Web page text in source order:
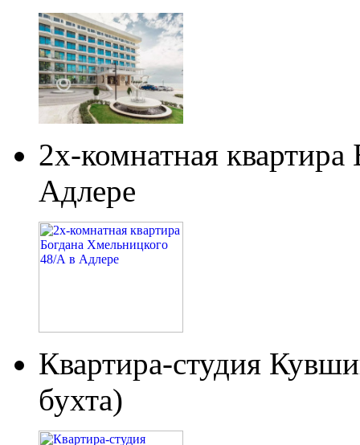
2х-комнатная
Адлере
Квартира-студия
бухта)